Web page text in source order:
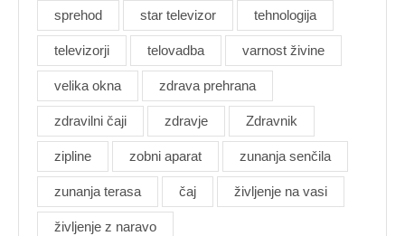
sprehod star televizor tehnologija
televizorji telovadba varnost živine
velika okna zdrava prehrana
zdravilni čaji zdravje Zdravnik
zipline zobni aparat zunanja senčila
zunanja terasa čaj življenje na vasi
življenje z naravo